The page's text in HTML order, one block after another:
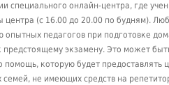
онлайн-центра, где
(с 16.00 до 20.00 по будням).
педагогов при подготовке
экзамену. Это может
помощь, которую будет предоставлять
не имеющих средств на